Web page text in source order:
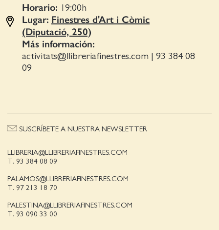
Horario: 19:00 h
Lugar: Finestres d'Art i Còmic
(Diputació, 250)
Más información:
activitats@llibreriafinestres.com
93 384 08
09
LLIBRERIA@LLIBRERIAFINESTRES.COM
T. 93 384 08 09
PALAMOS@LLIBRERIAFINESTRES.COM
T. 97 213 18 70
PALESTINA@LLIBRERIAFINESTRES.COM
T. 93 090 33 00
SUSCRÍBETE A NUESTRA NEWSLETTER